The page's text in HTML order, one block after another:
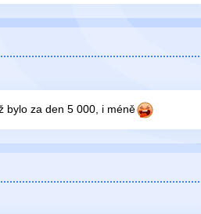
bylo za den 5 000, i méně